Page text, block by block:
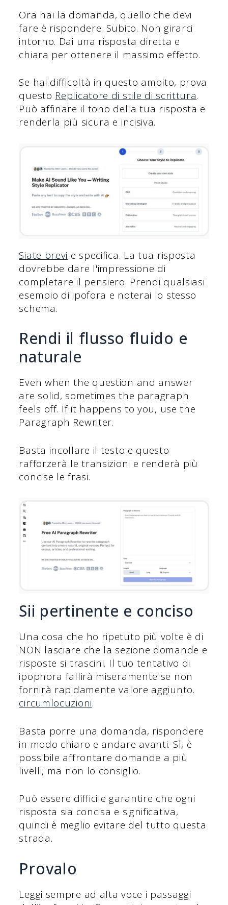
Ora hai la domanda, quello che devi
fare è rispondere. Subito. Non girarci
intorno. Dai una risposta diretta e
chiara per ottenere il massimo effetto.
Se hai difficoltà in questo ambito, prova
questo Replicatore di stile di scrittura.
Può affinare il tono della tua risposta e
renderla più sicura e incisiva.
Siate brevi e specifica. La tua risposta
dovrebbe dare l'impressione di
completare il pensiero. Prendi qualsiasi
esempio di ipofora e noterai lo stesso
schema.
Rendi il flusso fluido e
naturale
Even when the question and answer
are solid, sometimes the paragraph
feels off. If it happens to you, use the
Paragraph Rewriter.
Basta incollare il testo e questo
rafforzerà le transizioni e renderà più
concise le frasi.
Sii pertinente e conciso
Una cosa che ho ripetuto più volte è di
NON lasciare che la sezione domande e
risposte si trascini. Il tuo tentativo di
ipophora fallirà miseramente se non
fornirà rapidamente valore aggiunto.
circumlocuzioni.
Basta porre una domanda, rispondere
in modo chiaro e andare avanti. Sì, è
possibile affrontare domande a più
livelli, ma non lo consiglio.
Può essere difficile garantire che ogni
risposta sia concisa e significativa,
quindi è meglio evitare del tutto questa
strada.
Provalo
Leggi sempre ad alta voce i passaggi